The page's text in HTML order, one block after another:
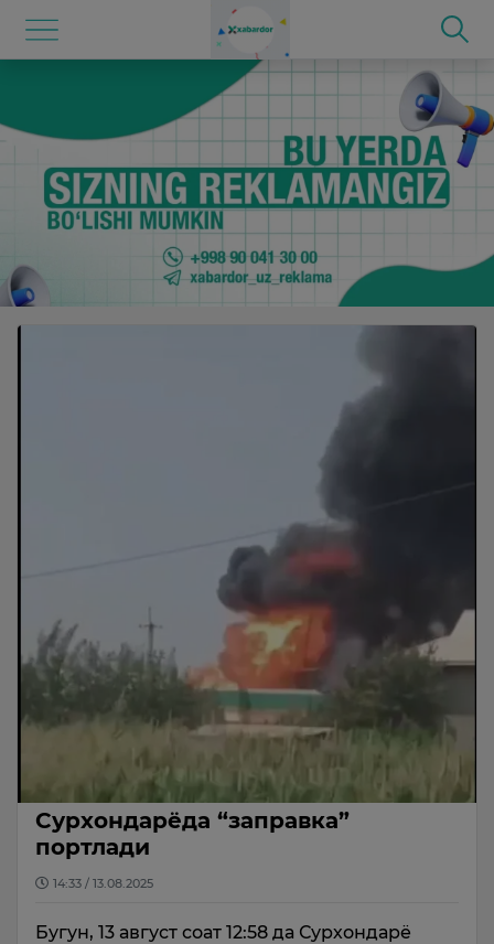
Сурхондарёда “заправка”
портлади
14:33 / 13.08.2025
Бугун, 13 август соат 12:58 да Сурхондарё